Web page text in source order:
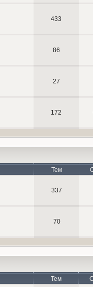
433
86
27
172
Тем
337
70
Тем